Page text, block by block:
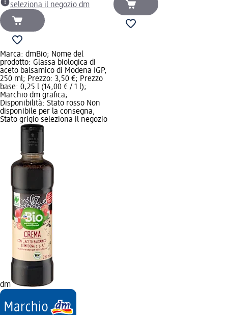
seleziona il negozio dm
Marca: dmBio; Nome del
prodotto: Glassa biologica di
aceto balsamico di Modena IGP,
250 ml; Prezzo: 3,50 €; Prezzo
base: 0,25 l (14,00 € / 1 l);
Marchio dm grafica;
Disponibilità: Stato rosso Non
disponibile per la consegna,
Stato grigio seleziona il negozio
dm